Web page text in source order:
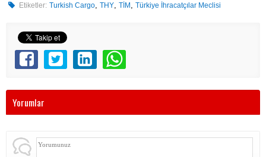
Etiketler: Turkish Cargo,THY,TİM ,Türkiye İhracatçılar Meclisi
Yorumlar